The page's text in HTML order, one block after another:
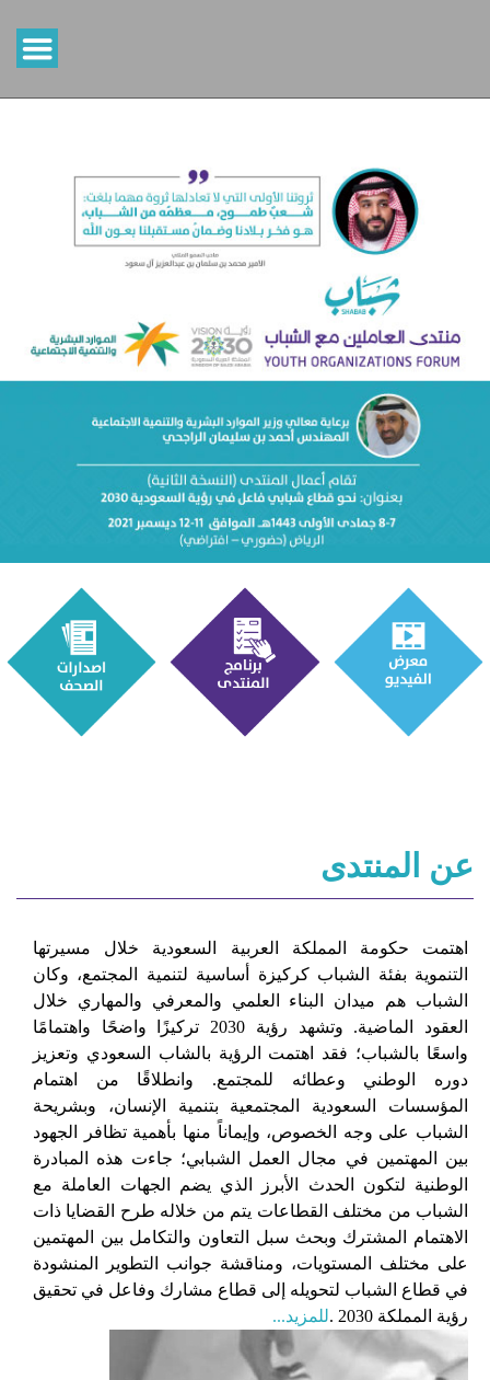
عن المنتدى
اهتمت حكومة المملكة العربية السعودية خلال مسيرتها
التنموية بفئة الشباب كركيزة أساسية لتنمية المجتمع، وكان
الشباب هم ميدان البناء العلمي والمعرفي والمهاري خلال
العقود الماضية. وتشهد رؤية 2030 تركيزًا واضحًا واهتمامًا
واسعًا بالشباب؛ فقد اهتمت الرؤية بالشاب السعودي وتعزيز
دوره الوطني وعطائه للمجتمع. وانطلاقًا من اهتمام
المؤسسات السعودية المجتمعية بتنمية الإنسان، وبشريحة
الشباب على وجه الخصوص، وإيماناً منها بأهمية تظافر الجهود
بين المهتمين في مجال العمل الشبابي؛ جاءت هذه المبادرة
الوطنية لتكون الحدث الأبرز الذي يضم الجهات العاملة مع
الشباب من مختلف القطاعات يتم من خلاله طرح القضايا ذات
الاهتمام المشترك وبحث سبل التعاون والتكامل بين المهتمين
على مختلف المستويات، ومناقشة جوانب التطوير المنشودة
في قطاع الشباب لتحويله إلى قطاع مشارك وفاعل في تحقيق
رؤية المملكة 2030 .
للمزيد...